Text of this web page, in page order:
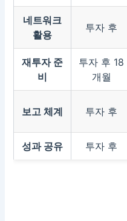
네트워크
활용
투자 후
재투자 준
비
투자 후 18
개월
보고 체계 투자 후
성과 공유 투자 후